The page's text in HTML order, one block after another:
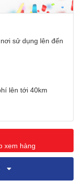
sử dụng lên đến
lên tới 40km
xem hàng